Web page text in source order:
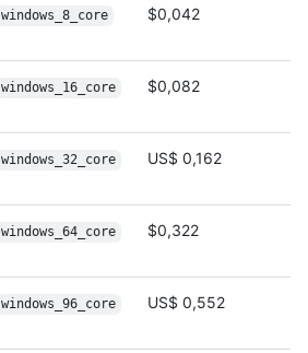
windows_8_core $0,042
windows_16_core $0,082
windows_32_core US$ 0,162
windows_64_core $0,322
windows_96_core US$ 0,552